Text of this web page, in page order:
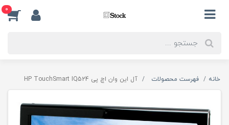
0
خانه فهرست محصولات آل این وان اچ پی HP TouchSmart IQ524